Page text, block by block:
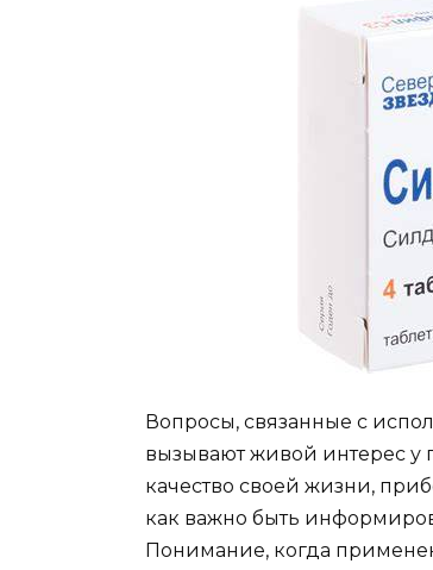
Вопросы, связанные с
вызывают живой интерес у
качество своей жизни,
как важно быть
Понимание, когда